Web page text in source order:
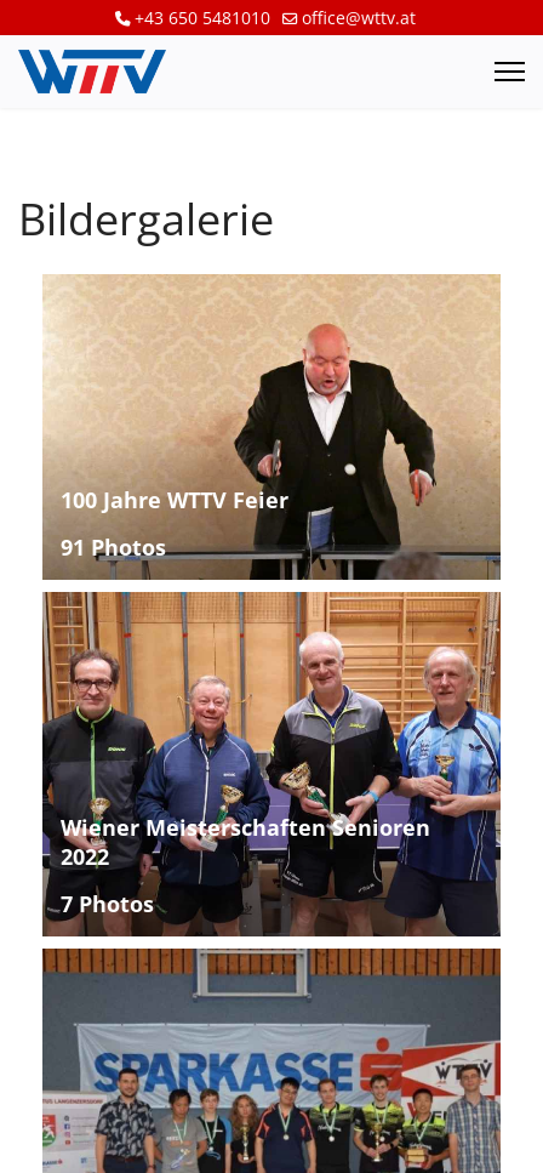
+43 650 5481010 office@wttv.at
Bildergalerie
100 Jahre WTTV Feier
91 Photos
Wiener Meisterschaften Senioren
2022
7 Photos